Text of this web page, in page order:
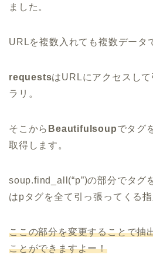
ました。
URLを複数入れても複数データ
requestsはURLにアクセスし
ラリ。
そこから Beautifulsoupでタグ
取得します。
soup.find_all(“p”)の部分でタグ
はpタグを全て引っ張ってくる指
ここの部分を変更することで抽
ことができますよー！